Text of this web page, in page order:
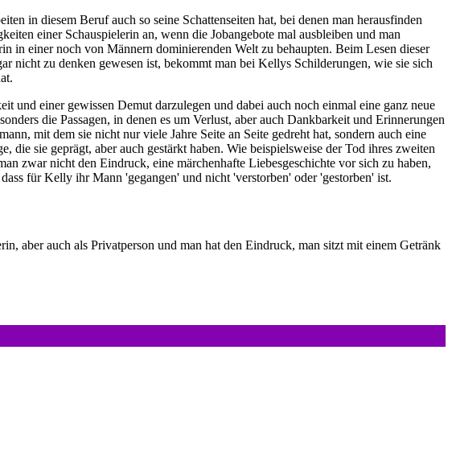
in diesem Beruf auch so seine Schattenseiten hat, bei denen man herausfinden
einer Schauspielerin an, wenn die Jobangebote mal ausbleiben und man
in einer noch von Männern dominierenden Welt zu behaupten. Beim Lesen dieser
nicht zu denken gewesen ist, bekommt man bei Kellys Schilderungen, wie sie sich
und einer gewissen Demut darzulegen und dabei auch noch einmal eine ganz neue
die Passagen, in denen es um Verlust, aber auch Dankbarkeit und Erinnerungen
mit dem sie nicht nur viele Jahre Seite an Seite gedreht hat, sondern auch eine
die sie geprägt, aber auch gestärkt haben. Wie beispielsweise der Tod ihres zweiten
zwar nicht den Eindruck, eine märchenhafte Liebesgeschichte vor sich zu haben,
für Kelly ihr Mann 'gegangen' und nicht 'verstorben' oder 'gestorben' ist.
aber auch als Privatperson und man hat den Eindruck, man sitzt mit einem Getränk